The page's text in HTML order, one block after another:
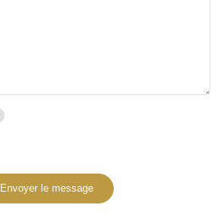
Envoyer le message